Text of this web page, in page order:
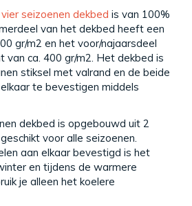
vier seizoenen dekbed is van 100%
van het dekbed heeft een
gr/m2 en het voor/najaarsdeel
van ca. 400 gr/m2. Het dekbed is
stiksel met valrand en de beide
te bevestigen middels
dekbed is opgebouwd uit 2
voor alle seizoenen.
aan elkaar bevestigd is het
en tijdens de warmere
je alleen het koelere